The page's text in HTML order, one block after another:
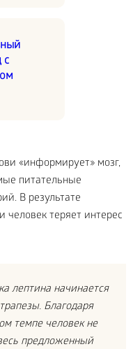
с
«информирует» мозг,
питательные
В результате
человек теряет интерес
лептина начинается
Благодаря
темпе человек не
предложенный